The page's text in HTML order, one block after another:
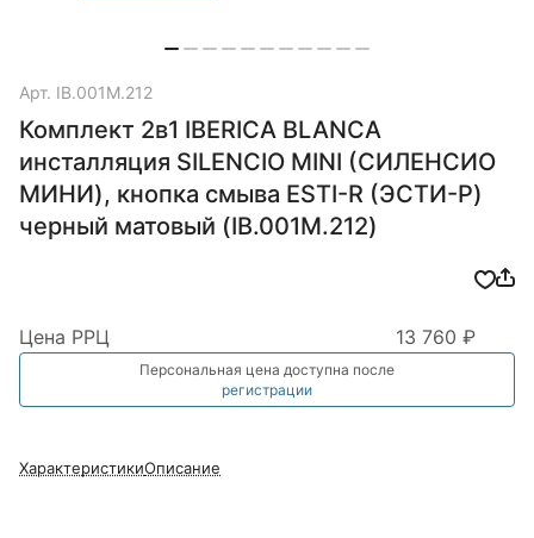
Арт. IB.001M.212
Комплект 2в1 IBERICA BLANCA
инсталляция SILENCIO MINI (СИЛЕНСИО
МИНИ), кнопка смыва ESTI-R (ЭСТИ-Р)
черный матовый (IB.001M.212)
Цена РРЦ 13 760 ₽
Персональная цена доступна после
регистрации
ХарактеристикиОписание